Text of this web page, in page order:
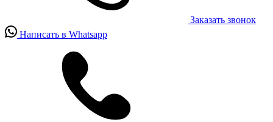
Заказать звонок
Написать в Whatsapp